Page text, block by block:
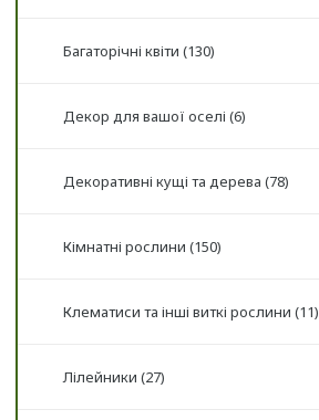
Багаторічні квіти (130)
Декор для вашої оселі (6)
Декоративні кущі та дерева (78)
Кімнатні рослини (150)
Клематиси та інші виткі рослини (11)
Лілейники (27)